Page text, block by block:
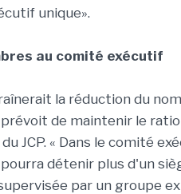
unique».
au comité exécutif
la réduction du
de maintenir le
JCP. « Dans le comité
détenir plus d'un
par un groupe